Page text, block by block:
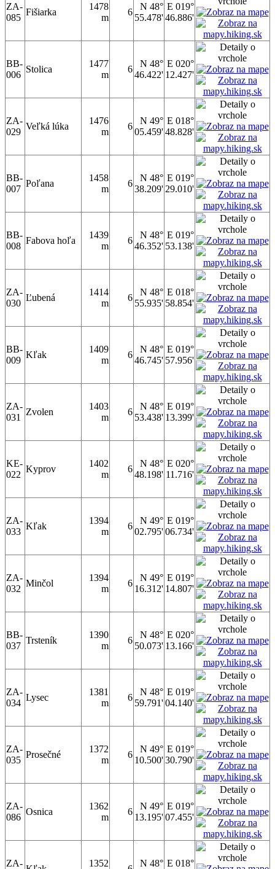
ZA-
085
Fišiarka
1478
m
6
N 48°
55.478'
E 019°
46.886'
BB-
006
Stolica
1477
m
6
N 48°
46.422'
E 020°
12.427'
ZA-
029
Veľká lúka
1476
m
6
N 49°
05.459'
E 018°
48.828'
BB-
007
Poľana
1458
m
6
N 48°
38.209'
E 019°
29.010'
BB-
008
Fabova hoľa
1439
m
6
N 48°
46.352'
E 019°
53.138'
ZA-
030
Ľubená
1414
m
6
N 48°
55.935'
E 018°
58.854'
BB-
009
Kľak
1409
m
6
N 48°
46.745'
E 019°
57.956'
ZA-
031
Zvolen
1403
m
6
N 48°
53.438'
E 019°
13.399'
KE-
022
Kyprov
1402
m
6
N 48°
48.198'
E 020°
11.716'
ZA-
033
Kľak
1394
m
6
N 49°
02.795'
E 019°
06.734'
ZA-
032
Minčol
1394
m
6
N 49°
16.312'
E 019°
14.807'
BB-
037
Trsteník
1390
m
6
N 48°
50.073'
E 020°
13.166'
ZA-
034
Lysec
1381
m
6
N 48°
59.791'
E 019°
04.140'
ZA-
035
Prosečné
1372
m
6
N 49°
10.500'
E 019°
30.790'
ZA-
086
Osnica
1362
m
6
N 49°
13.195'
E 019°
07.455'
ZA-
1352
N 48° E 018°